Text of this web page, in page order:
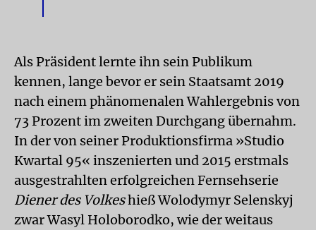
Als Präsident lernte ihn sein Publikum
kennen, lange bevor er sein Staatsamt 2019
nach einem phänomenalen Wahlergebnis von
73 Prozent im zweiten Durchgang übernahm.
In der von seiner Produktionsfirma »Studio
Kwartal 95« inszenierten und 2015 erstmals
ausgestrahlten erfolgreichen Fernsehserie
Diener des Volkeshieß Wolodymyr Selenskyj
zwar Wasyl Holoborodko, wie der weitaus